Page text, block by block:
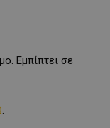
Εμπίπτει σε